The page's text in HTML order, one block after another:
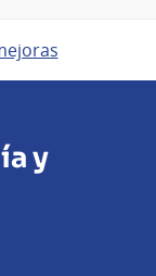
y